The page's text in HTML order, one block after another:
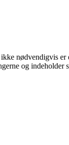
nødvendigvis er
og indeholder